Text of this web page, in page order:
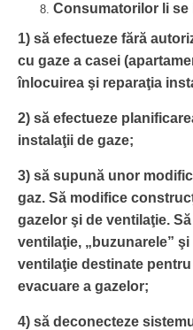
Consumatorilor li se
1) să efectueze fără
cu gaze a casei
înlocuirea şi reparaţia
2) să efectueze
instalaţii de gaze;
3) să supună unor
gaz. Să modifice
gazelor şi de ventilaţie.
ventilaţie, „buzunarele”
ventilaţie destinate
evacuare a gazelor;
4) să deconecteze